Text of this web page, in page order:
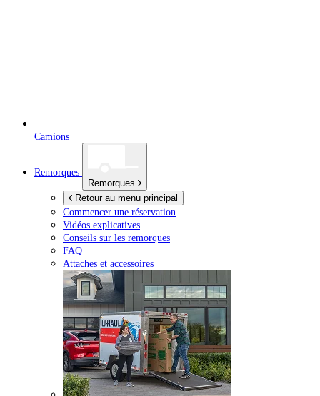
Camions
Remorques
Remorques
Retour au menu principal
Commencer une réservation
Vidéos explicatives
Conseils sur les remorques
FAQ
Attaches et accessoires